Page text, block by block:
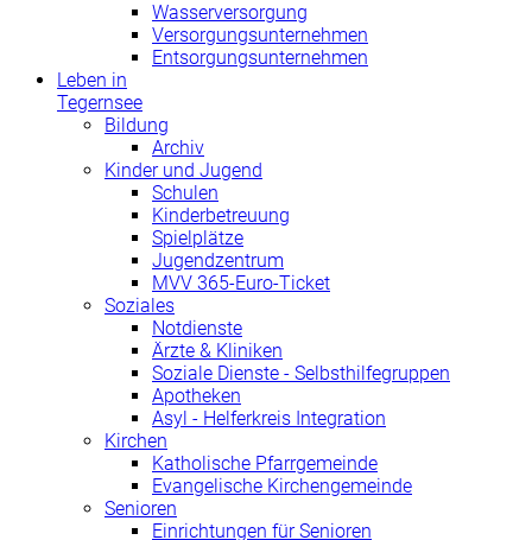
Wasserversorgung
Versorgungsunternehmen
Entsorgungsunternehmen
Leben in
Tegernsee
Bildung
Archiv
Kinder und Jugend
Schulen
Kinderbetreuung
Spielplätze
Jugendzentrum
MVV 365-Euro-Ticket
Soziales
Notdienste
Ärzte & Kliniken
Soziale Dienste - Selbsthilfegruppen
Apotheken
Asyl - Helferkreis Integration
Kirchen
Katholische Pfarrgemeinde
Evangelische Kirchengemeinde
Senioren
Einrichtungen für Senioren